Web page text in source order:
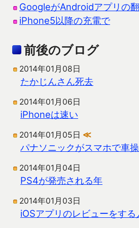
GoogleがAndroidアプリの
iPhone5以降の充電で
前後のブログ
2014年01月08日
たかじんさん死去
2014年01月06日
iPhoneは速い
2014年01月05日 ≪
パナソニックがスマホで車
2014年01月04日
PS4が発売される年
2014年01月03日
iOSアプリのレビューをする